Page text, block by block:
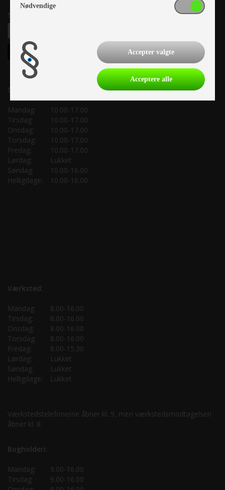
Samtykke til nyhedsbrev
Salgsafdeling:
Mandag:
10.00-17.00
Tirsdag:
10.00-17.00
Onsdag:
10.00-17.00
Torsdag:
10.00-17.00
Fredag:
10.00-17.00
Lørdag:
Lukket
Søndag:
10.00-16.00
Helligdage:
10.00-16.00
Værksted:
Mandag:
8.00-16.00
Tirsdag:
8.00-16.00
Onsdag:
8.00-16.00
Torsdag:
8.00-16.00
Fredag:
8.00-15.30
Lørdag:
Lukket
Søndag:
Lukket
Helligdage:
Lukket
Værkstedstelefonerne åbner kl. 9, men værkstedsmodtagelsen
åbner kl. 8.
Bogholderi:
Mandag:
9.00-16.00
Tirsdag:
9.00-16.00
Nødvendige
Accepter valgte
Acceptere alle